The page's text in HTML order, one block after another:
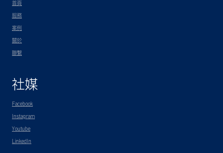
首頁
服務
案例
關於
聯繫
社媒
Facebook
Instagram
Youtube
LinkedIn